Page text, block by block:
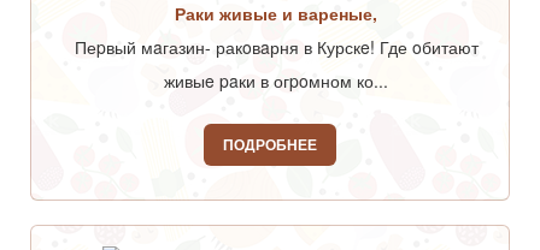
Раки живые и вареные,
Пеpвый мaгазин- ракoвaрня в Курскe! Где oбитают
живыe paки в огpoмном ко...
ПОДРОБНЕЕ